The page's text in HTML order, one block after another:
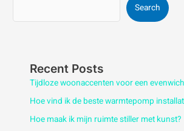
Search
Recent Posts
Tijdloze woonaccenten voor een
Hoe vind ik de beste warmtepomp
Hoe maak ik mijn ruimte stiller met kunst?